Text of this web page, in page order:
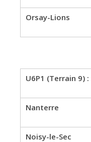
Orsay-Lions
U6P1 (Terrain 9) :
Nanterre
Noisy-le-Sec